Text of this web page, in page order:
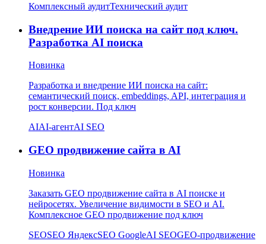
Комплексный аудитТехнический аудит
Внедрение ИИ поиска на сайт под ключ.
Разработка AI поиска
Новинка
Разработка и внедрение ИИ поиска на сайт:
семантический поиск, embeddings, API, интеграция и
рост конверсии. Под ключ
AIAI-агентAI SEO
GEO продвижение сайта в AI
Новинка
Заказать GEO продвижение сайта в AI поиске и
нейросетях. Увеличение видимости в SEO и AI.
Комплексное GEO продвижение под ключ
SEOSEO ЯндексSEO GoogleAI SEOGEO-продвижение